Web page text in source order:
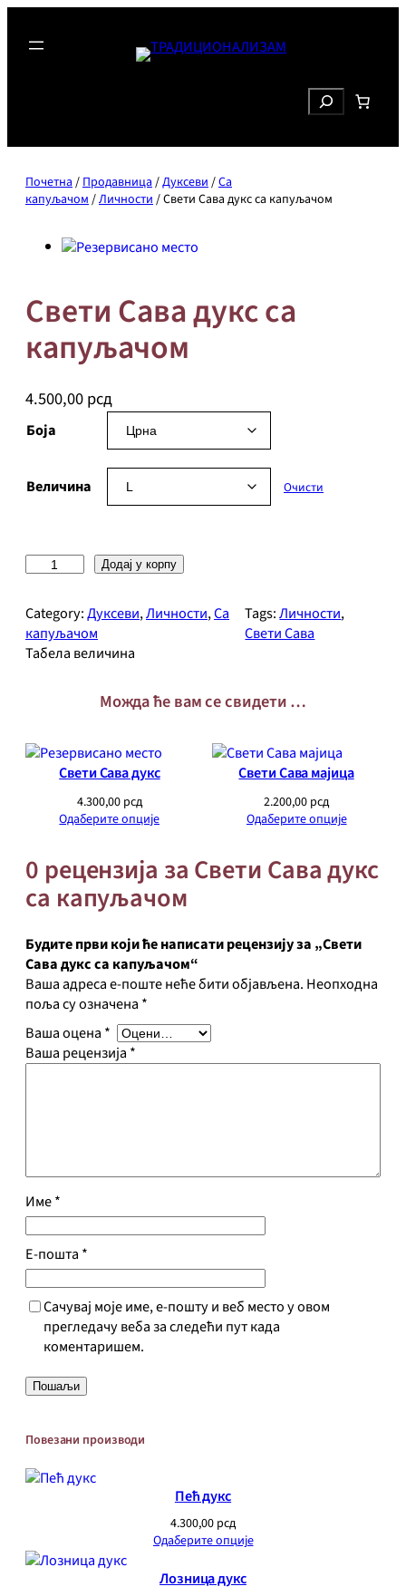
садржај
Search
Почетна/Продавница/Дуксеви/Са
капуљачом/Личности/ Свети Сава дукс са капуљачом
Свети Сава дукс са
капуљачом
4.500,00рсд
Боја
Величина Очисти
е
т
и
С
д
у
к
а
п
љ
а
ч
о
к
о
а
Додај у корпу
Category:Дуксеви, Личности, Са
капуљачом
Tags:Личности
Свети Сава
Табела величина
Можда ће вам се свидети …
Свети Сава дукс
4.300,00 рсд
Одаберите опције
Свети Сава мајица
2.200,00 рсд
Одаберите опције
0 рецензија за Свети Сава дукс
са капуљачом
Будите први који ће написати рецензију за „Свети
Сава дукс са капуљачом“
Ваша адреса е-поште неће бити објављена. Неопходна
поља су означена *
Ваша оцена *
Ваша рецензија *
Име*
Е-пошта *
Сачувај моје име, е-пошту и веб место у овом
прегледачу веба за следећи пут када
коментаришем.
Повезани производи
Пећ дукс
4.300,00 рсд
Одаберите опције
Лозница дукс